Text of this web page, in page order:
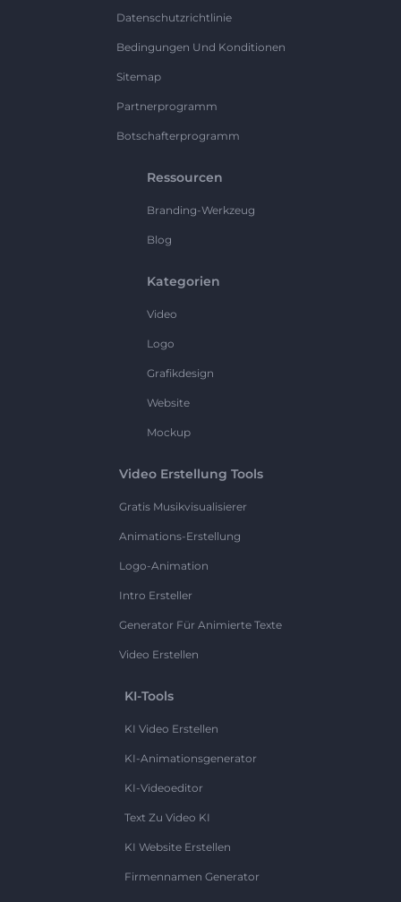
Datenschutzrichtlinie
Bedingungen Und Konditionen
Sitemap
Partnerprogramm
Botschafterprogramm
Ressourcen
Branding-Werkzeug
Blog
Kategorien
Video
Logo
Grafikdesign
Website
Mockup
Video Erstellung Tools
Gratis Musikvisualisierer
Animations-Erstellung
Logo-Animation
Intro Ersteller
Generator Für Animierte Texte
Video Erstellen
KI-Tools
KI Video Erstellen
KI-Animationsgenerator
KI-Videoeditor
Text Zu Video KI
KI Website Erstellen
Firmennamen Generator